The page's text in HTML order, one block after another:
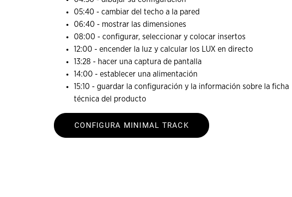
05:40 - cambiar del techo a la pared
06:40 - mostrar las dimensiones
08:00 - configurar, seleccionar y colocar insertos
12:00 - encender la luz y calcular los LUX en directo
13:28 - hacer una captura de pantalla
14:00 - establecer una alimentación
15:10 - guardar la configuración y la información sobre la ficha
técnica del producto
CONFIGURA MINIMAL TRACK